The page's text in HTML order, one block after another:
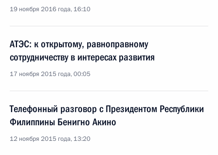
19 ноября 2016 года, 16:10
АТЭС: к открытому, равноправному
сотрудничеству в интересах развития
17 ноября 2015 года, 00:05
Телефонный разговор с Президентом Республики
Филиппины Бенигно Акино
12 ноября 2015 года, 13:20